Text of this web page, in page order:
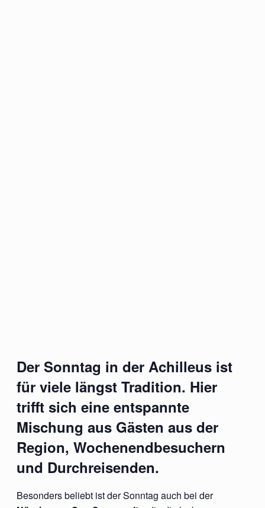
Der Sonntag in der Achilleus ist
für viele längst Tradition. Hier
trifft sich eine entspannte
Mischung aus Gästen aus der
Region, Wochenendbesuchern
und Durchreisenden.
Besonders beliebt ist der Sonntag auch bei der